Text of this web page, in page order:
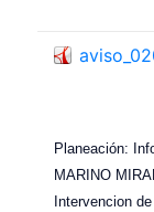
Planeación:
MARINO
Intervencion